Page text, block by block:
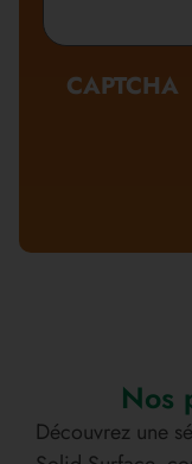
CAPTCHA
Nos
Découvrez une